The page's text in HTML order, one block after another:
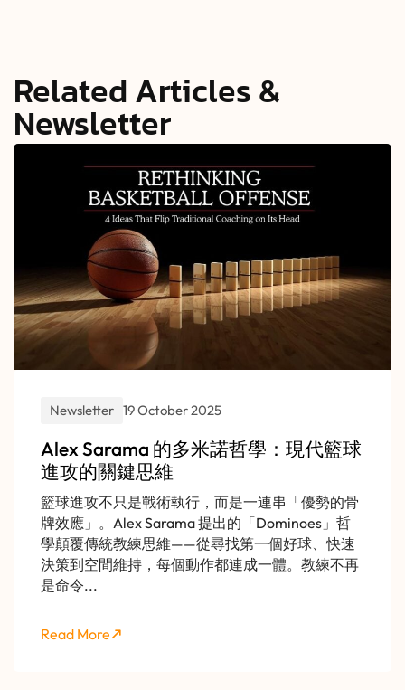
Related Articles &
Newsletter
Newsletter 19 October 2025
Alex Sarama 的多米諾哲學：現代籃球
進攻的關鍵思維
籃球進攻不只是戰術執行，而是一連串「優勢的骨
牌效應」。Alex Sarama 提出的「Dominoes」哲
學顛覆傳統教練思維——從尋找第一個好球、快速
決策到空間維持，每個動作都連成一體。教練不再
是命令...
Read More